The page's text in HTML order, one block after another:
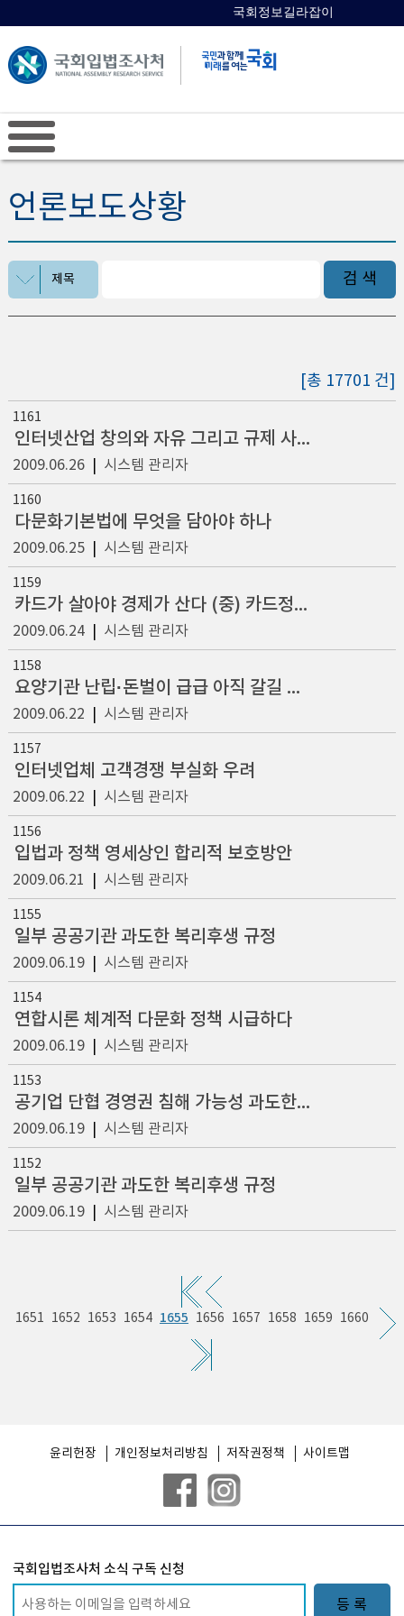
국회정보길라잡이
언론보도상황
제목 검 색
[총 17701 건]
1161
인터넷산업 창의와 자유 그리고 규제 사이
2009.06.26| 시스템 관리자
1160
다문화기본법에 무엇을 담아야 하나
2009.06.25| 시스템 관리자
1159
카드가 살아야 경제가 산다 (중) 카드정책의 역주행
2009.06.24| 시스템 관리자
1158
요양기관 난립·돈벌이 급급 아직 갈길 멀다
2009.06.22 시스템 관리자
1157
인터넷업체 고객경쟁 부실화 우려
2009.06.22 시스템 관리자
1156
입법과 정책 영세상인 합리적 보호방안
2009.06.21 시스템 관리자
1155
일부 공공기관 과도한 복리후생 규정
2009.06.19| 시스템 관리자
1154
연합시론 체계적 다문화 정책 시급하다
2009.06.19| 시스템 관리자
1153
공기업 단협 경영권 침해 가능성 과도한 복리 혜택
2009.06.19| 시스템 관리자
1152
일부 공공기관 과도한 복리후생 규정
2009.06.19| 시스템 관리자
1651 1652 1653 1654 1655 1656 1657 1658 1659 1660
윤리헌장 개인정보처리방침 저작권정책 사이트맵
국회입법조사처 소식 구독 신청
등 록